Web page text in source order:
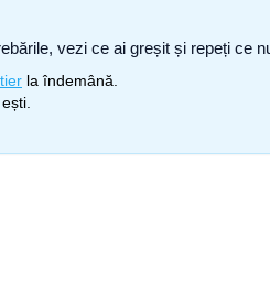
vezi ce ai greșit și repeți
la îndemână.